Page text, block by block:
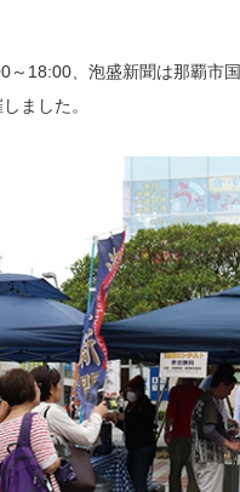
～18:00、泡盛新聞は那覇市
ました。